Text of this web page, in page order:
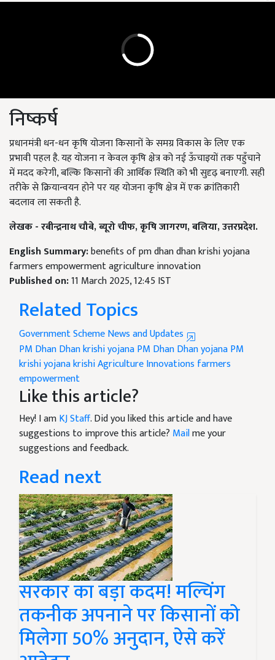
निष्कर्ष
प्रधानमंत्री धन-धन कृषि योजना किसानों के समग्र विकास के लिए एक
प्रभावी पहल है. यह योजना न केवल कृषि क्षेत्र को नई ऊँचाइयों तक पहुँचाने
में मदद करेगी, बल्कि किसानों की आर्थिक स्थिति को भी सुदृढ़ बनाएगी. सही
तरीके से क्रियान्वयन होने पर यह योजना कृषि क्षेत्र में एक क्रांतिकारी
बदलाव ला सकती है.
लेखक -रबीन्द्रनाथ चौबे, ब्यूरो चीफ, कृषि जागरण, बलिया, उत्तरप्रदेश.
English Summary:benefits of pm dhan dhan krishi yojana
farmers empowerment agriculture innovation
Published on:11 March 2025, 12:45 IST
Related Topics
Government Scheme News and Updates
PM Dhan Dhan krishi yojanaPM Dhan Dhan yojanaPM
krishi yojanakrishiAgriculture Innovations farmers
empowerment
Like this article?
Hey! I amKJ Staff. Did you liked this article and have
suggestions to improve this article? Mailme your
suggestions and feedback.
Read next
सरकार का बड़ा कदम! मल्चिंग
तकनीक अपनाने पर किसानों को
मिलेगा 50% अनुदान, ऐसे करें